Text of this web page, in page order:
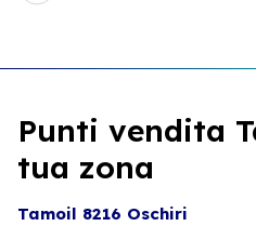
Punti vendita
tua zona
Tamoil 8216 Oschiri